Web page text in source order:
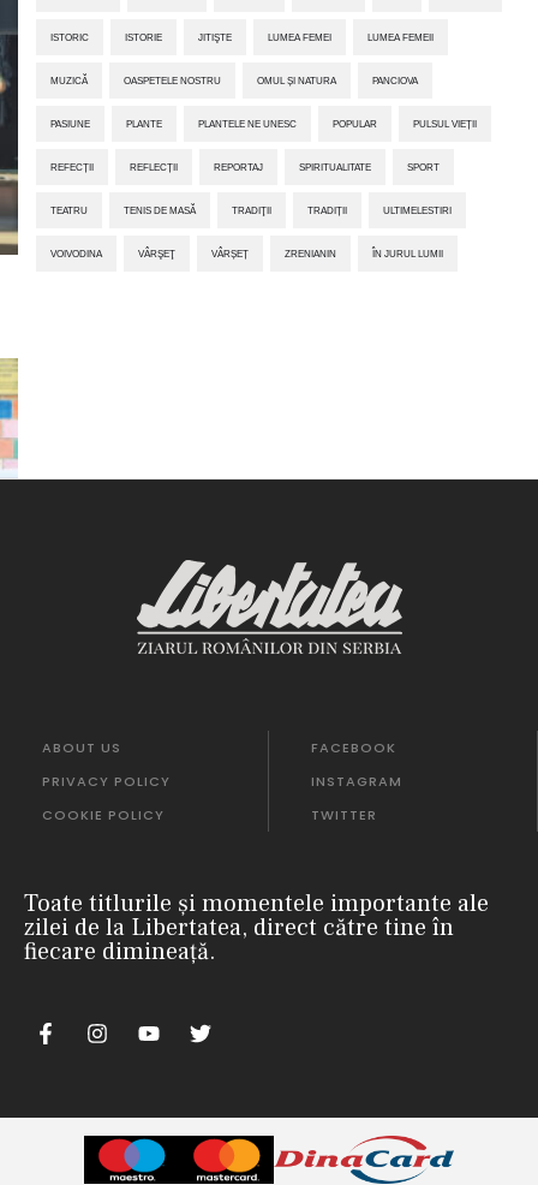
ISTORIC ISTORIE JITIŞTE LUMEA FEMEI LUMEA FEMEII
MUZICĂ OASPETELE NOSTRU OMUL ȘI NATURA PANCIOVA
PASIUNE PLANTE PLANTELE NE UNESC POPULAR PULSUL VIEȚII
REFECȚII REFLECȚII REPORTAJ SPIRITUALITATE SPORT
TEATRU TENIS DE MASĂ TRADIŢII TRADIȚII ULTIMELESTIRI
VOIVODINA VÂRŞEŢ VÂRȘEȚ ZRENIANIN ÎN JURUL LUMII
ABOUT US
PRIVACY POLICY
COOKIE POLICY
FACEBOOK
INSTAGRAM
TWITTER
Toate titlurile și momentele importante ale
zilei de la Libertatea, direct către tine în
fiecare dimineață.